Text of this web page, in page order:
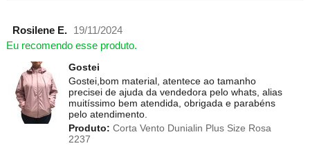
Rosilene E.
19/11/2024
Eu recomendo esse produto.
Gostei
Gostei,bom material, atentece ao tamanho
precisei de ajuda da vendedora pelo whats, alias
muitíssimo bem atendida, obrigada e parabéns
pelo atendimento.
Produto: Corta Vento Dunialin Plus Size Rosa
2237